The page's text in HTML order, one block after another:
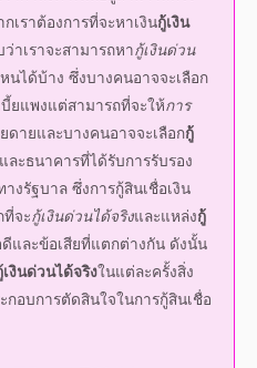
นได้บ้าง ซึ่งบางคนอาจจะเลือก
ยแพงแต่สามารถที่จะให้การ
ดายและบางคนอาจจะเลือกกู้
ละธนาคารที่ได้รับการรับรอง
งรัฐบาล ซึ่งการกู้สินเชื่อเงิน
ที่จะกู้เงินด่วนได้จริงและแหล่ง
และข้อเสียที่แตกต่างกัน ดังนั้น
เงินด่วนได้จริงในแต่ละครั้งสิ่ง
อบการตัดสินใจในการกู้ สินเชื่อ